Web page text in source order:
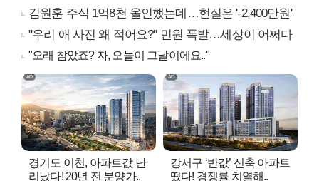
김원훈 주식 1억8천 올인했는데…현실은 '-2,400만원'
"우리 애 사진 왜 적어요?" 민원 폭발…세상이 어쩌다
"오래 참았죠? 자, 오늘이 그날이에요.."
경기도 이천, 아파트값 난
리났다! 20년 전 분양가..
강서구 ‘반값’ 신축 아파트
떴다! 경쟁률 치열해..